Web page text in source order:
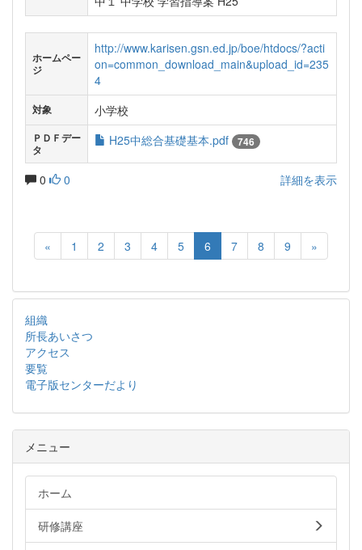
ホームペー
ジ
http://www.karisen.gsn.ed.jp/boe/htdocs/?acti
on=common_download_main&upload_id=235
4
対象 小学校
ＰＤＦデー
タ
H25中総合基礎基本.pdf 746
0 0 詳細を表示
« 1 2 3 4 5 6 7 8 9 »
組織
所長あいさつ
アクセス
要覧
電子版センターだより
メニュー
ホーム
研修講座